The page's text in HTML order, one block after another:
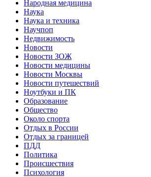
Народная медицина
Наука
Наука и техника
Научпоп
Недвижимость
Новости
Новости ЗОЖ
Новости медицины
Новости Москвы
Новости путешествий
Ноутбуки и ПК
Образование
Общество
Около спорта
Отдых в России
Отдых за границей
ПДД
Политика
Происшествия
Психология